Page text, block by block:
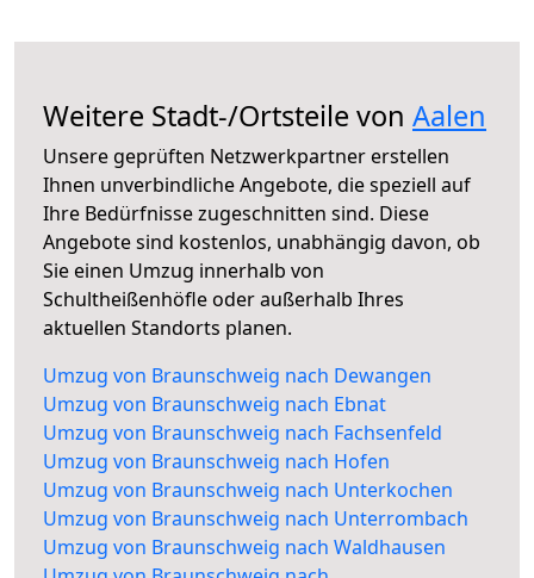
Weitere Stadt-/Ortsteile von Aalen
Unsere geprüften Netzwerkpartner erstellen
Ihnen unverbindliche Angebote, die speziell auf
Ihre Bedürfnisse zugeschnitten sind. Diese
Angebote sind kostenlos, unabhängig davon, ob
Sie einen Umzug innerhalb von
Schultheißenhöfle oder außerhalb Ihres
aktuellen Standorts planen.
Umzug von Braunschweig nach Dewangen
Umzug von Braunschweig nach Ebnat
Umzug von Braunschweig nach Fachsenfeld
Umzug von Braunschweig nach Hofen
Umzug von Braunschweig nach Unterkochen
Umzug von Braunschweig nach Unterrombach
Umzug von Braunschweig nach Waldhausen